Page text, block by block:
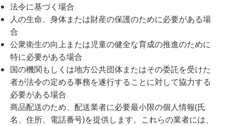
法令に基づく場合
人の生命、身体または財産の保護のために必要がある場
合
公衆衛生の向上または児童の健全な育成の推進のために
特に必要がある場合
国の機関もしくは地方公共団体またはその委託を受けた
者が法令の定める事務を遂行することに対して協力する
必要がある場合
商品配送のため、配送業者に必要最小限の個人情報(氏
名、住所、電話番号)を提供します。これらの業者には、